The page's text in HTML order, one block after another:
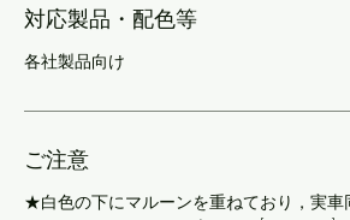
対応製品・配色等
各社製品向け
ご注意
★白色の下にマルーンを重ねており，実